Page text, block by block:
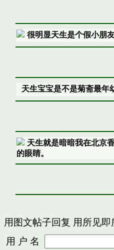
很明显天生是个假小朋
天生宝宝是不是菊斋最年
天生就是暗暗我在北京
的眼睛。
用图文帖子回复 用所见即
用 户 名